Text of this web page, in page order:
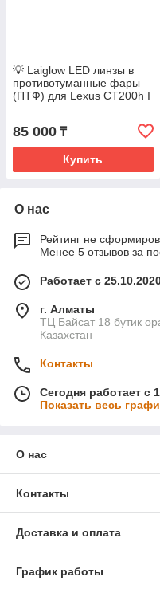
💡 Laiglow LED линзы в
противотуманные фары
(ПТФ) для Lexus CT200h I
85 000 ₸
Купить
О нас
Рейтинг не
Менее 5 отзывов за
Работает с
г. Алматы
ТЦ Байсат 18 бутик
Казахстан
Контакты
Сегодня работает с
Показать весь
О нас
Контакты
Доставка и оплата
График работы